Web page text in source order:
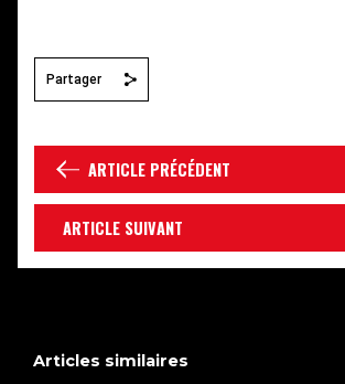
Partager
ARTICLE PRÉCÉDENT
ARTICLE SUIVANT
Articles similaires